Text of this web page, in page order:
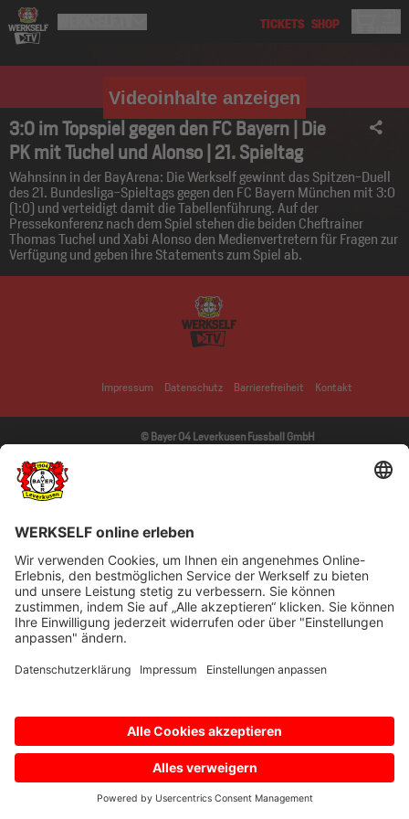
Videoinhalte anzeigen
3:0 im Topspiel gegen den FC Bayern | Die
PK mit Tuchel und Alonso | 21. Spieltag
Wahnsinn in der BayArena: Die Werkself gewinnt das Spitzen-Duell
des 21. Bundesliga-Spieltags gegen den FC Bayern München mit 3:0
(1:0) und verteidigt damit die Tabellenführung. Auf der
Pressekonferenz nach dem Spiel stehen die beiden Cheftrainer
Thomas Tuchel und Xabi Alonso den Medienvertretern für Fragen zur
Verfügung und geben ihre Statements zum Spiel ab.
Impressum Datenschutz Barrierefreiheit Kontakt
© Bayer 04 Leverkusen Fussball GmbH